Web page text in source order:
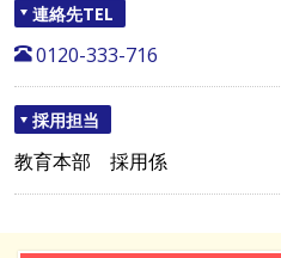
連絡先TEL
0120-333-716
採用担当
教育本部 採用係